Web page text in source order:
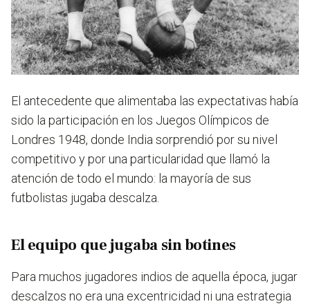
El antecedente que alimentaba las expectativas había
sido la participación en los Juegos Olímpicos de
Londres 1948, donde India sorprendió por su nivel
competitivo y por una particularidad que llamó la
atención de todo el mundo: la mayoría de sus
futbolistas jugaba descalza.
El equipo que jugaba sin botines
Para muchos jugadores indios de aquella época, jugar
descalzos no era una excentricidad ni una estrategia